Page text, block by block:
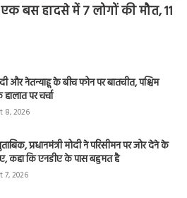
बस हादसे में 7 लोगों की मौत, 11
और नेतन्याहू के बीच फोन पर बातचीत, पश्चिम
पर चर्चा
8, 2026
प्रधानमंत्री मोदी ने परिसीमन पर जोर देने के
कहा कि एनडीए के पास बहुमत है
7, 2026